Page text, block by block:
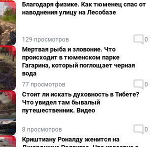
Благодаря физике. Как тюменец спас от
наводнения улицу на Лесобазе
129 просмотров 0
Мертвая рыба и зловоние. Что
происходит в тюменском парке
Гагарина, который поглощает черная
вода
77 просмотров 0
Стоит ли искать духовность в Тибете?
Что увидел там бывалый
путешественник. Видео
8 просмотров 0
Криштиану Роналду женится на